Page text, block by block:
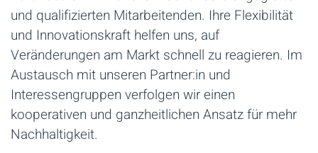
und qualifizierten Mitarbeitenden. Ihre Flexibilität
und Innovationskraft helfen uns, auf
Veränderungen am Markt schnell zu reagieren. Im
Austausch mit unseren Partner:in und
Interessengruppen verfolgen wir einen
kooperativen und ganzheitlichen Ansatz für mehr
Nachhaltigkeit.